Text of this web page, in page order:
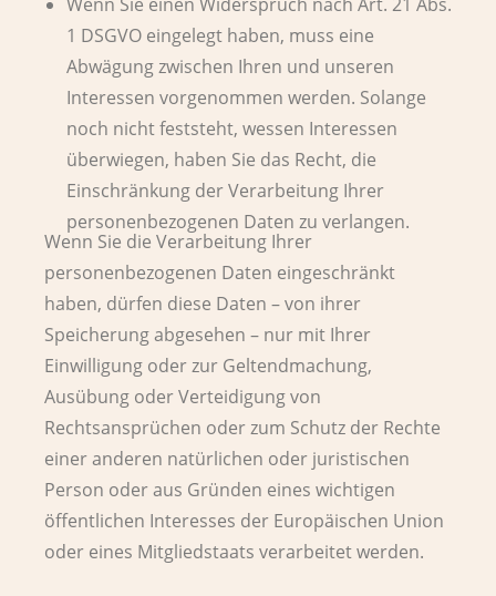
1 DSGVO eingelegt haben, muss eine
Abwägung zwischen Ihren und unseren
Interessen vorgenommen werden. Solange
noch nicht feststeht, wessen Interessen
überwiegen, haben Sie das Recht, die
Einschränkung der Verarbeitung Ihrer
personenbezogenen Daten zu verlangen.
Wenn Sie die Verarbeitung Ihrer
personenbezogenen Daten eingeschränkt
haben, dürfen diese Daten – von ihrer
Speicherung abgesehen – nur mit Ihrer
Einwilligung oder zur Geltendmachung,
Ausübung oder Verteidigung von
Rechtsansprüchen oder zum Schutz der Rechte
einer anderen natürlichen oder juristischen
Person oder aus Gründen eines wichtigen
öffentlichen Interesses der Europäischen Union
oder eines Mitgliedstaats verarbeitet werden.